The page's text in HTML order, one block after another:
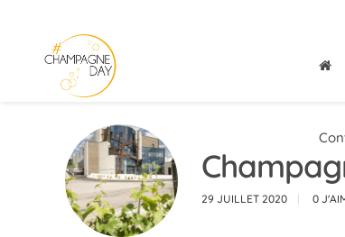
29 JUILLET 2020 0